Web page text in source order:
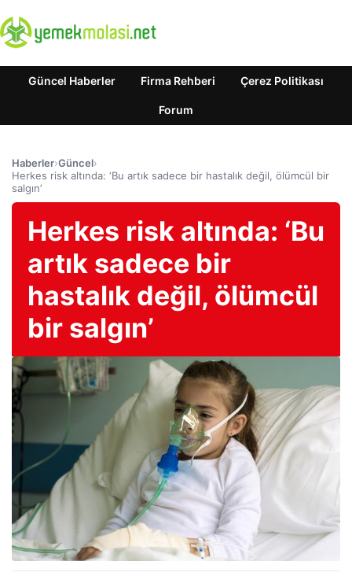
Güncel Haberler Firma Rehberi Çerez Politikası
Forum
Haberler›Güncel›
Herkes risk altında: ‘Bu artık sadece bir hastalık değil, ölümcül bir
salgın’
Herkes risk altında: ‘Bu
artık sadece bir
hastalık değil, ölümcül
bir salgın’